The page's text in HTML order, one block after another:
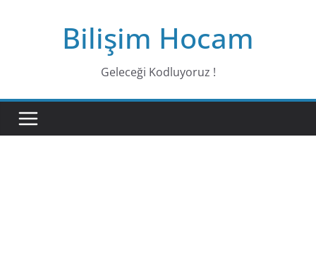
Bilişim Hocam
Geleceği Kodluyoruz !